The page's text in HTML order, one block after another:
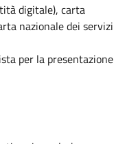
digitale), carta
nazionale dei servizi
per la presentazione